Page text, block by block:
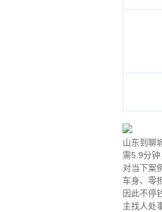
山东到聊
需5.9分
对当下案
车身、零
因此不停
主找人处